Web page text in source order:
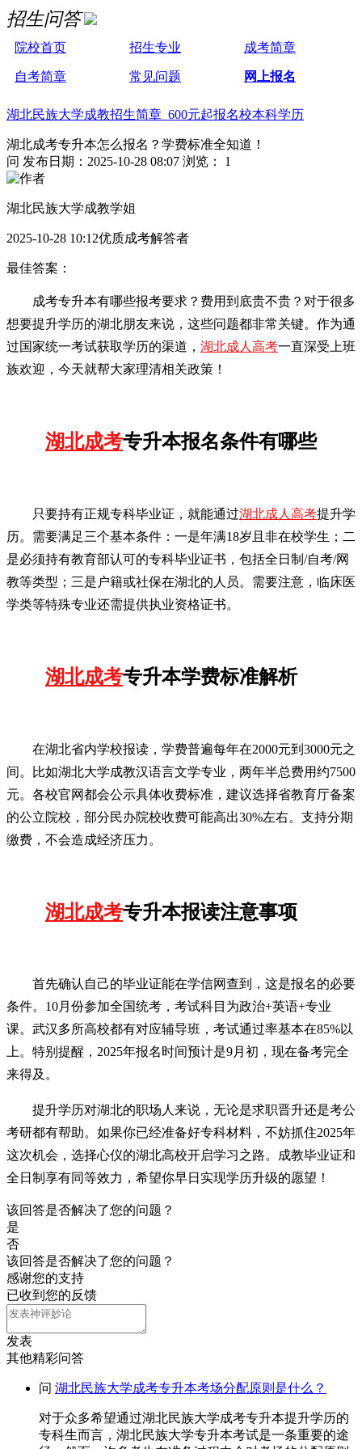
招生问答
院校首页 招生专业 成考简章
自考简章 常见问题 网上报名
湖北民族大学成教招生简章 600元起报名校本科学历
湖北成考专升本怎么报名？学费标准全知道！
问 发布日期：2025-10-28 08:07 浏览： 1
湖北民族大学成教学姐
2025-10-28 10:12优质成考解答者
最佳答案：
成考专升本有哪些报考要求？费用到底贵不贵？对于很多
想要提升学历的湖北朋友来说，这些问题都非常关键。作为通
过国家统一考试获取学历的渠道， 湖北成人高考一直深受上班
族欢迎，今天就帮大家理清相关政策！
湖北成考专升本报名条件有哪些
只要持有正规专科毕业证，就能通过湖北成人高考提升学
历。需要满足三个基本条件：一是年满18岁且非在校学生；二
是必须持有教育部认可的专科毕业证书，包括全日制/自考/网
教等类型；三是户籍或社保在湖北的人员。需要注意，临床医
学类等特殊专业还需提供执业资格证书。
湖北成考专升本学费标准解析
在湖北省内学校报读，学费普遍每年在2000元到3000元之
间。比如湖北大学成教汉语言文学专业，两年半总费用约7500
元。各校官网都会公示具体收费标准，建议选择省教育厅备案
的公立院校，部分民办院校收费可能高出30%左右。支持分期
缴费，不会造成经济压力。
湖北成考专升本报读注意事项
首先确认自己的毕业证能在学信网查到，这是报名的必要
条件。10月份参加全国统考，考试科目为政治+英语+专业
课。武汉多所高校都有对应辅导班，考试通过率基本在85%以
上。特别提醒，2025年报名时间预计是9月初，现在备考完全
来得及。
提升学历对湖北的职场人来说，无论是求职晋升还是考公
考研都有帮助。如果你已经准备好专科材料，不妨抓住2025年
这次机会，选择心仪的湖北高校开启学习之路。成教毕业证和
全日制享有同等效力，希望你早日实现学历升级的愿望！
该回答是否解决了您的问题？
是
否
该回答是否解决了您的问题？
感谢您的支持
已收到您的反馈
发表
其他精彩问答
问 湖北民族大学成考专升本考场分配原则是什么？
对于众多希望通过湖北民族大学成考专升本提升学历的
专科生而言，湖北民族大学专升本考试是一条重要的途